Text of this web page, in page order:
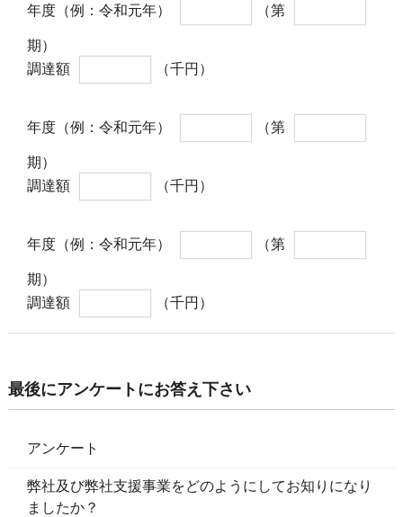
年度（例：令和元年）
（第
期）
調達額
（千円）
年度（例：令和元年）
（第
期）
調達額
（千円）
年度（例：令和元年）
（第
期）
調達額
（千円）
最後にアンケートにお答え下さい
アンケート
弊社及び弊社支援事業をどのようにしてお知りになり
ましたか？